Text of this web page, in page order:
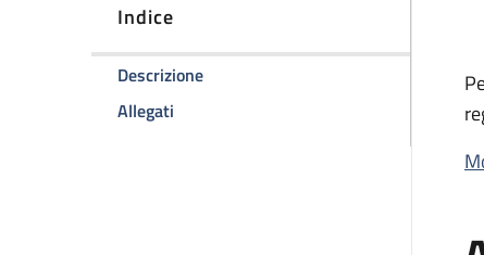
Indice
Descrizionedella pagina Logo Aziendale e
Allegati della pagina Logo Aziendale e